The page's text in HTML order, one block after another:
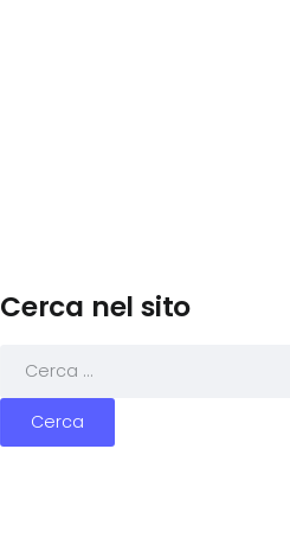
Cerca nel sito